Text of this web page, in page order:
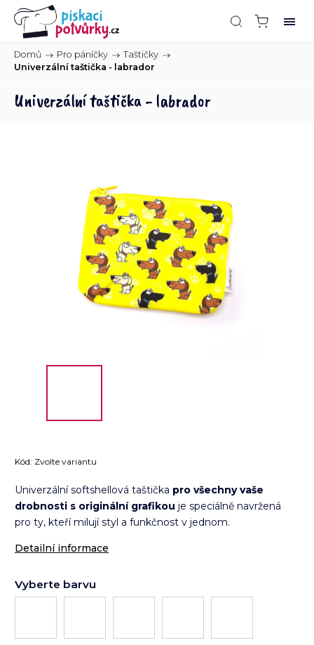
Domů / Pro páníčky / Taštičky /
Univerzální taštička - labrador
Univerzální taštička - labrador
Kód: Zvolte variantu
Univerzální softshellová taštička pro všechny vaše
drobnosti s originální grafikou je speciálně navržená
pro ty, kteří milují styl a funkčnost v jednom.
Detailní informace
Vyberte barvu